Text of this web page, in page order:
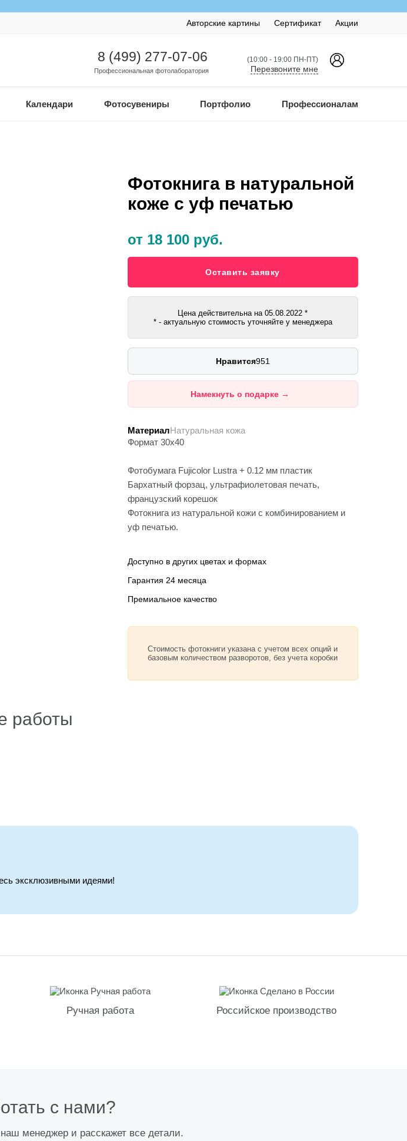
Авторские картины Сертификат Акции
8 (499) 277-07-06
Профессиональная фотолаборатория
(10:00 - 19:00 ПН-ПТ)
Перезвоните мне
Календари Фотосувениры Портфолио Профессионалам
Фотокнига в натуральной
коже с уф печатью
от 18 100 руб.
Оставить заявку
Цена действительна на05.08.2022 *
* - актуальную стоимость уточняйте у менеджера
Нравится951
Намекнуть о подарке →
МатериалНатуральная кожа
Формат 30х40
Фотобумага Fujicolor Lustra + 0.12 мм пластик
Бархатный форзац, ультрафиолетовая печать,
французский корешок
Фотокнига из натуральной кожи с комбинированием и
уф печатью.
Доступно в других цветах и формах
Гарантия 24 месяца
Премиальное качество
Стоимость фотокниги указана с учетом всех опций и
базовым количеством разворотов, без учета коробки
работы
эксклюзивными идеями!
Ручная работа Российское производство
с нами?
менеджер и расскажет все детали.